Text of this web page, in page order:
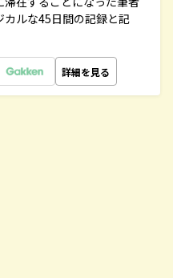
ルな45日間の記録と記
詳細を見る